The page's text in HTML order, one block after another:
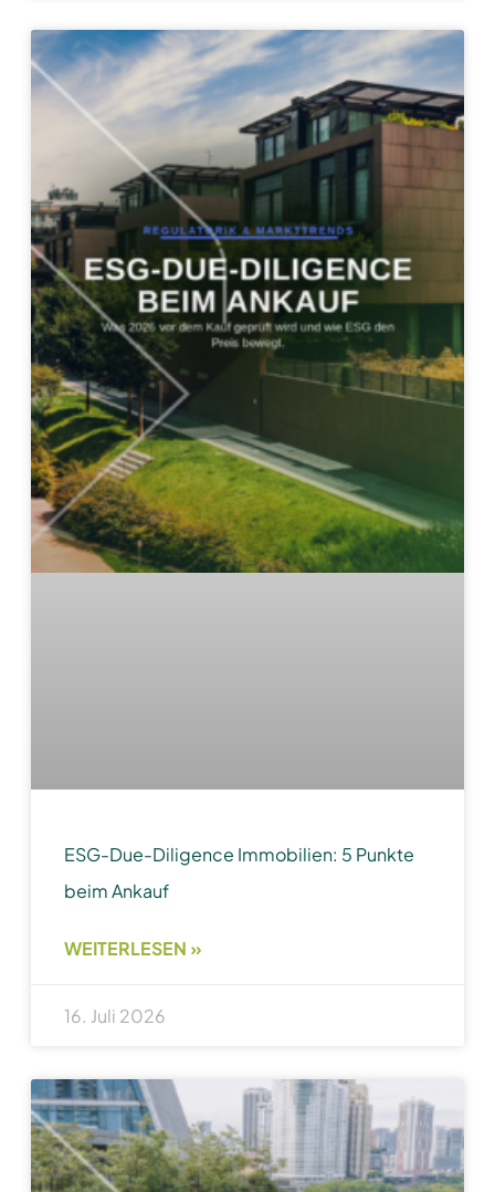
ESG-Due-Diligence Immobilien: 5 Punkte
beim Ankauf
WEITERLESEN »
16. Juli 2026